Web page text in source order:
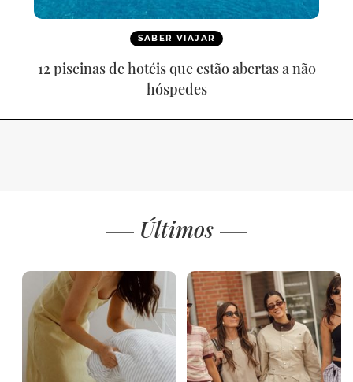
SABER VIAJAR
12 piscinas de hotéis que estão abertas a não
hóspedes
Últimos